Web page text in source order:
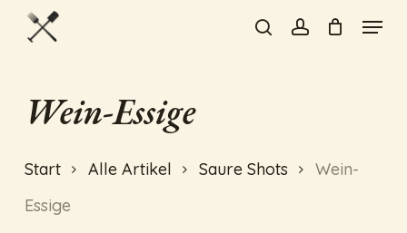
Skip
searchaccount
Menu
Wein-Essige
Start Alle Artikel Saure Shots
Wein-
Essige